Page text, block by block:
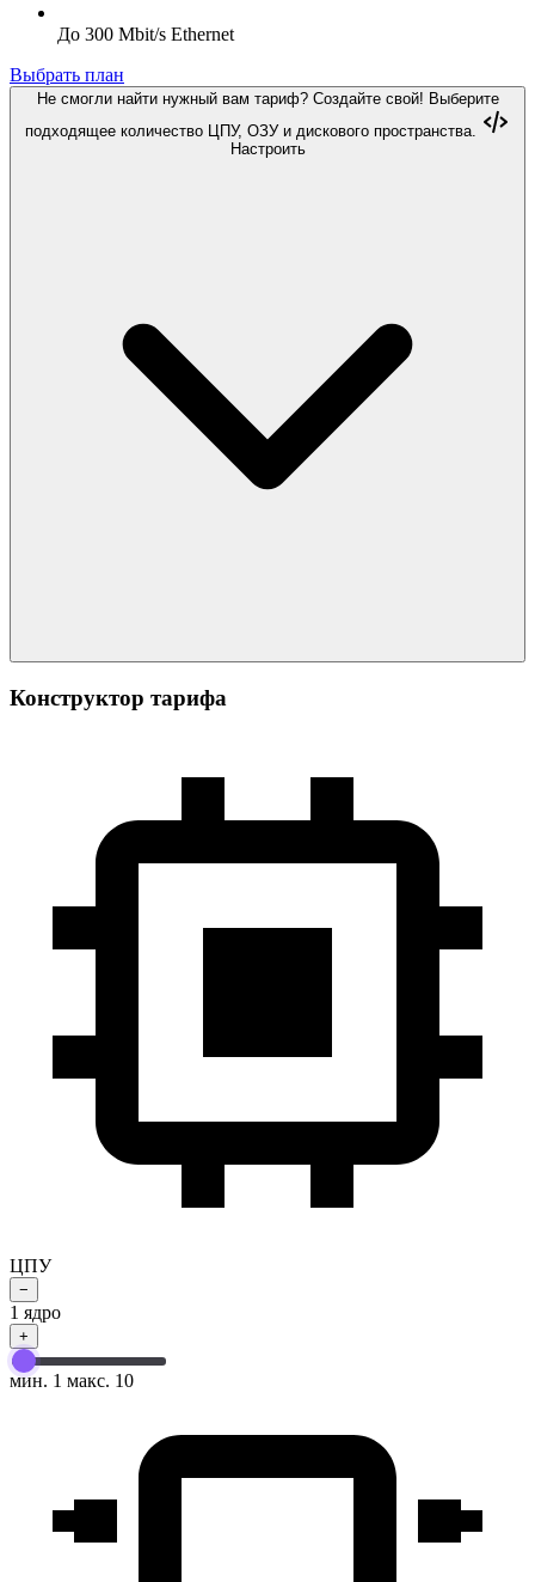
До 300 Mbit/s Ethernet
Выбрать план
Не смогли найти нужный вам тариф? Создайте свой! Выберите
подходящее количество ЦПУ, ОЗУ и дискового пространства.
Настроить
Конструктор тарифа
ЦПУ
−
1 ядро
+
мин. 1 макс. 10